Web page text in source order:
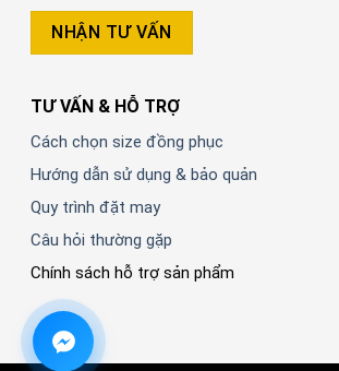
NHẬN TƯ VẤN
TƯ VẤN & HỖ TRỢ
Cách chọn size đồng phục
Hướng dẫn sử dụng & bảo quản
Quy trình đặt may
Câu hỏi thường gặp
Chính sách hỗ trợ sản phẩm